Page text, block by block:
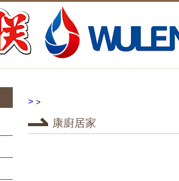
> >
康廚居家